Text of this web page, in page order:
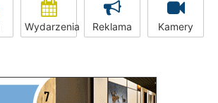
Wydarzenia Reklama Kamery